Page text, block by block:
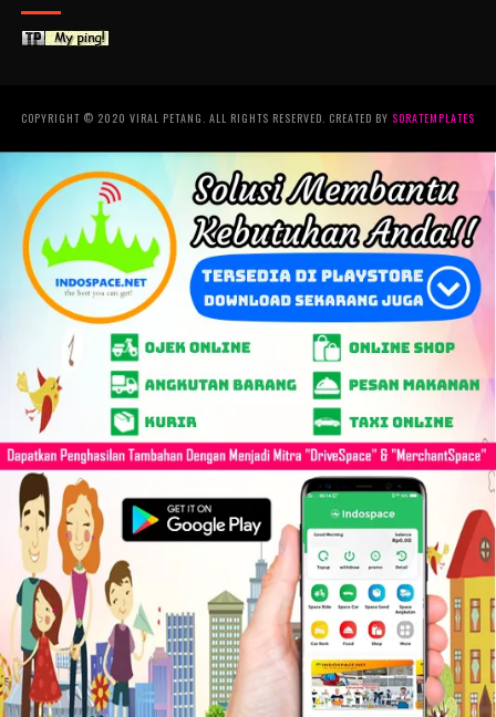
COPYRIGHT © 2020 VIRAL PETANG. ALL RIGHTS RESERVED. CREATED BY SORATEMPLATES